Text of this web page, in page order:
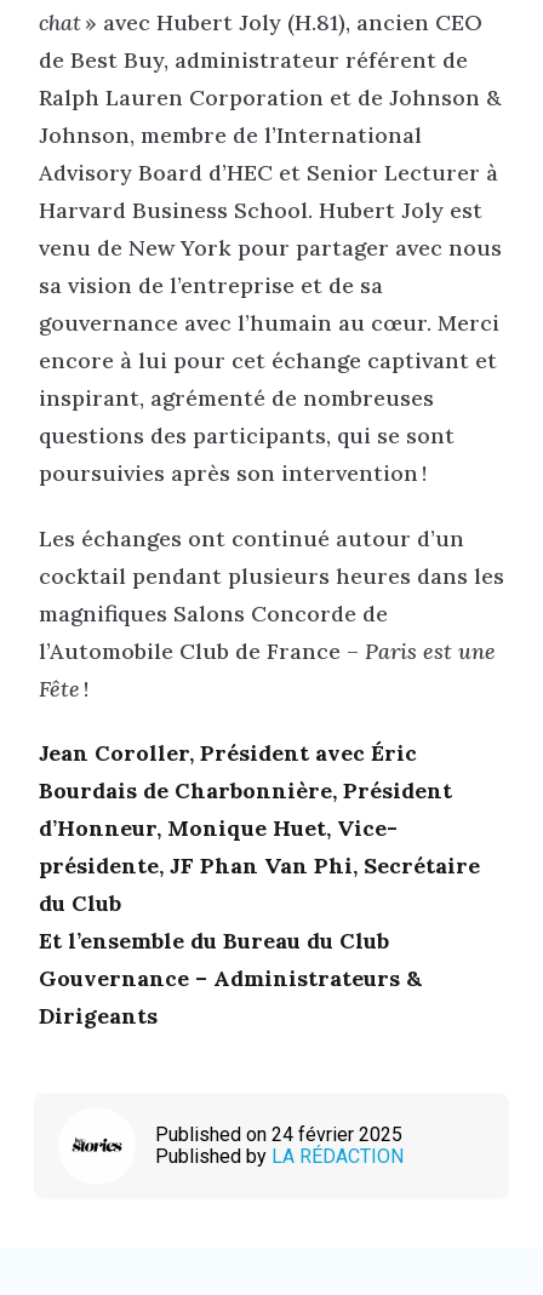
chat» avec Hubert Joly (H.81), ancien CEO
de Best Buy, administrateur référent de
Ralph Lauren Corporation et de Johnson &
Johnson, membre de l’International
Advisory Board d’HEC et Senior Lecturer à
Harvard Business School. Hubert Joly est
venu de New York pour partager avec nous
sa vision de l’entreprise et de sa
gouvernance avec l’humain au cœur. Merci
encore à lui pour cet échange captivant et
inspirant, agrémenté de nombreuses
questions des participants, qui se sont
poursuivies après son intervention !
Les échanges ont continué autour d’un
cocktail pendant plusieurs heures dans les
magnifiques Salons Concorde de
l’Automobile Club de France – Paris est une
Fête !
Jean Coroller, Président avec Éric
Bourdais de Charbonnière, Président
d’Honneur, Monique Huet, Vice-
présidente, JF Phan Van Phi, Secrétaire
du Club
Et l’ensemble du Bureau du Club
Gouvernance – Administrateurs &
Dirigeants
Published on 24 février 2025
Published by LA RÉDACTION